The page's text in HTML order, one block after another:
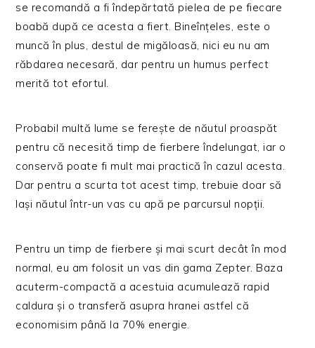
se recomandă a fi îndepărtată pielea de pe fiecare
boabă după ce acesta a fiert. Bineînțeles, este o
muncă în plus, destul de migăloasă, nici eu nu am
răbdarea necesară, dar pentru un humus perfect
merită tot efortul.
Probabil multă lume se ferește de năutul proaspăt
pentru că necesită timp de fierbere îndelungat, iar o
conservă poate fi mult mai practică în cazul acesta.
Dar pentru a scurta tot acest timp, trebuie doar să
lași năutul într-un vas cu apă pe parcursul nopții.
Pentru un timp de fierbere și mai scurt decât în mod
normal, eu am folosit un vas din gama Zepter. Baza
acuterm-compactă a acestuia acumulează rapid
caldura și o transferă asupra hranei astfel că
economisim până la 70% energie.